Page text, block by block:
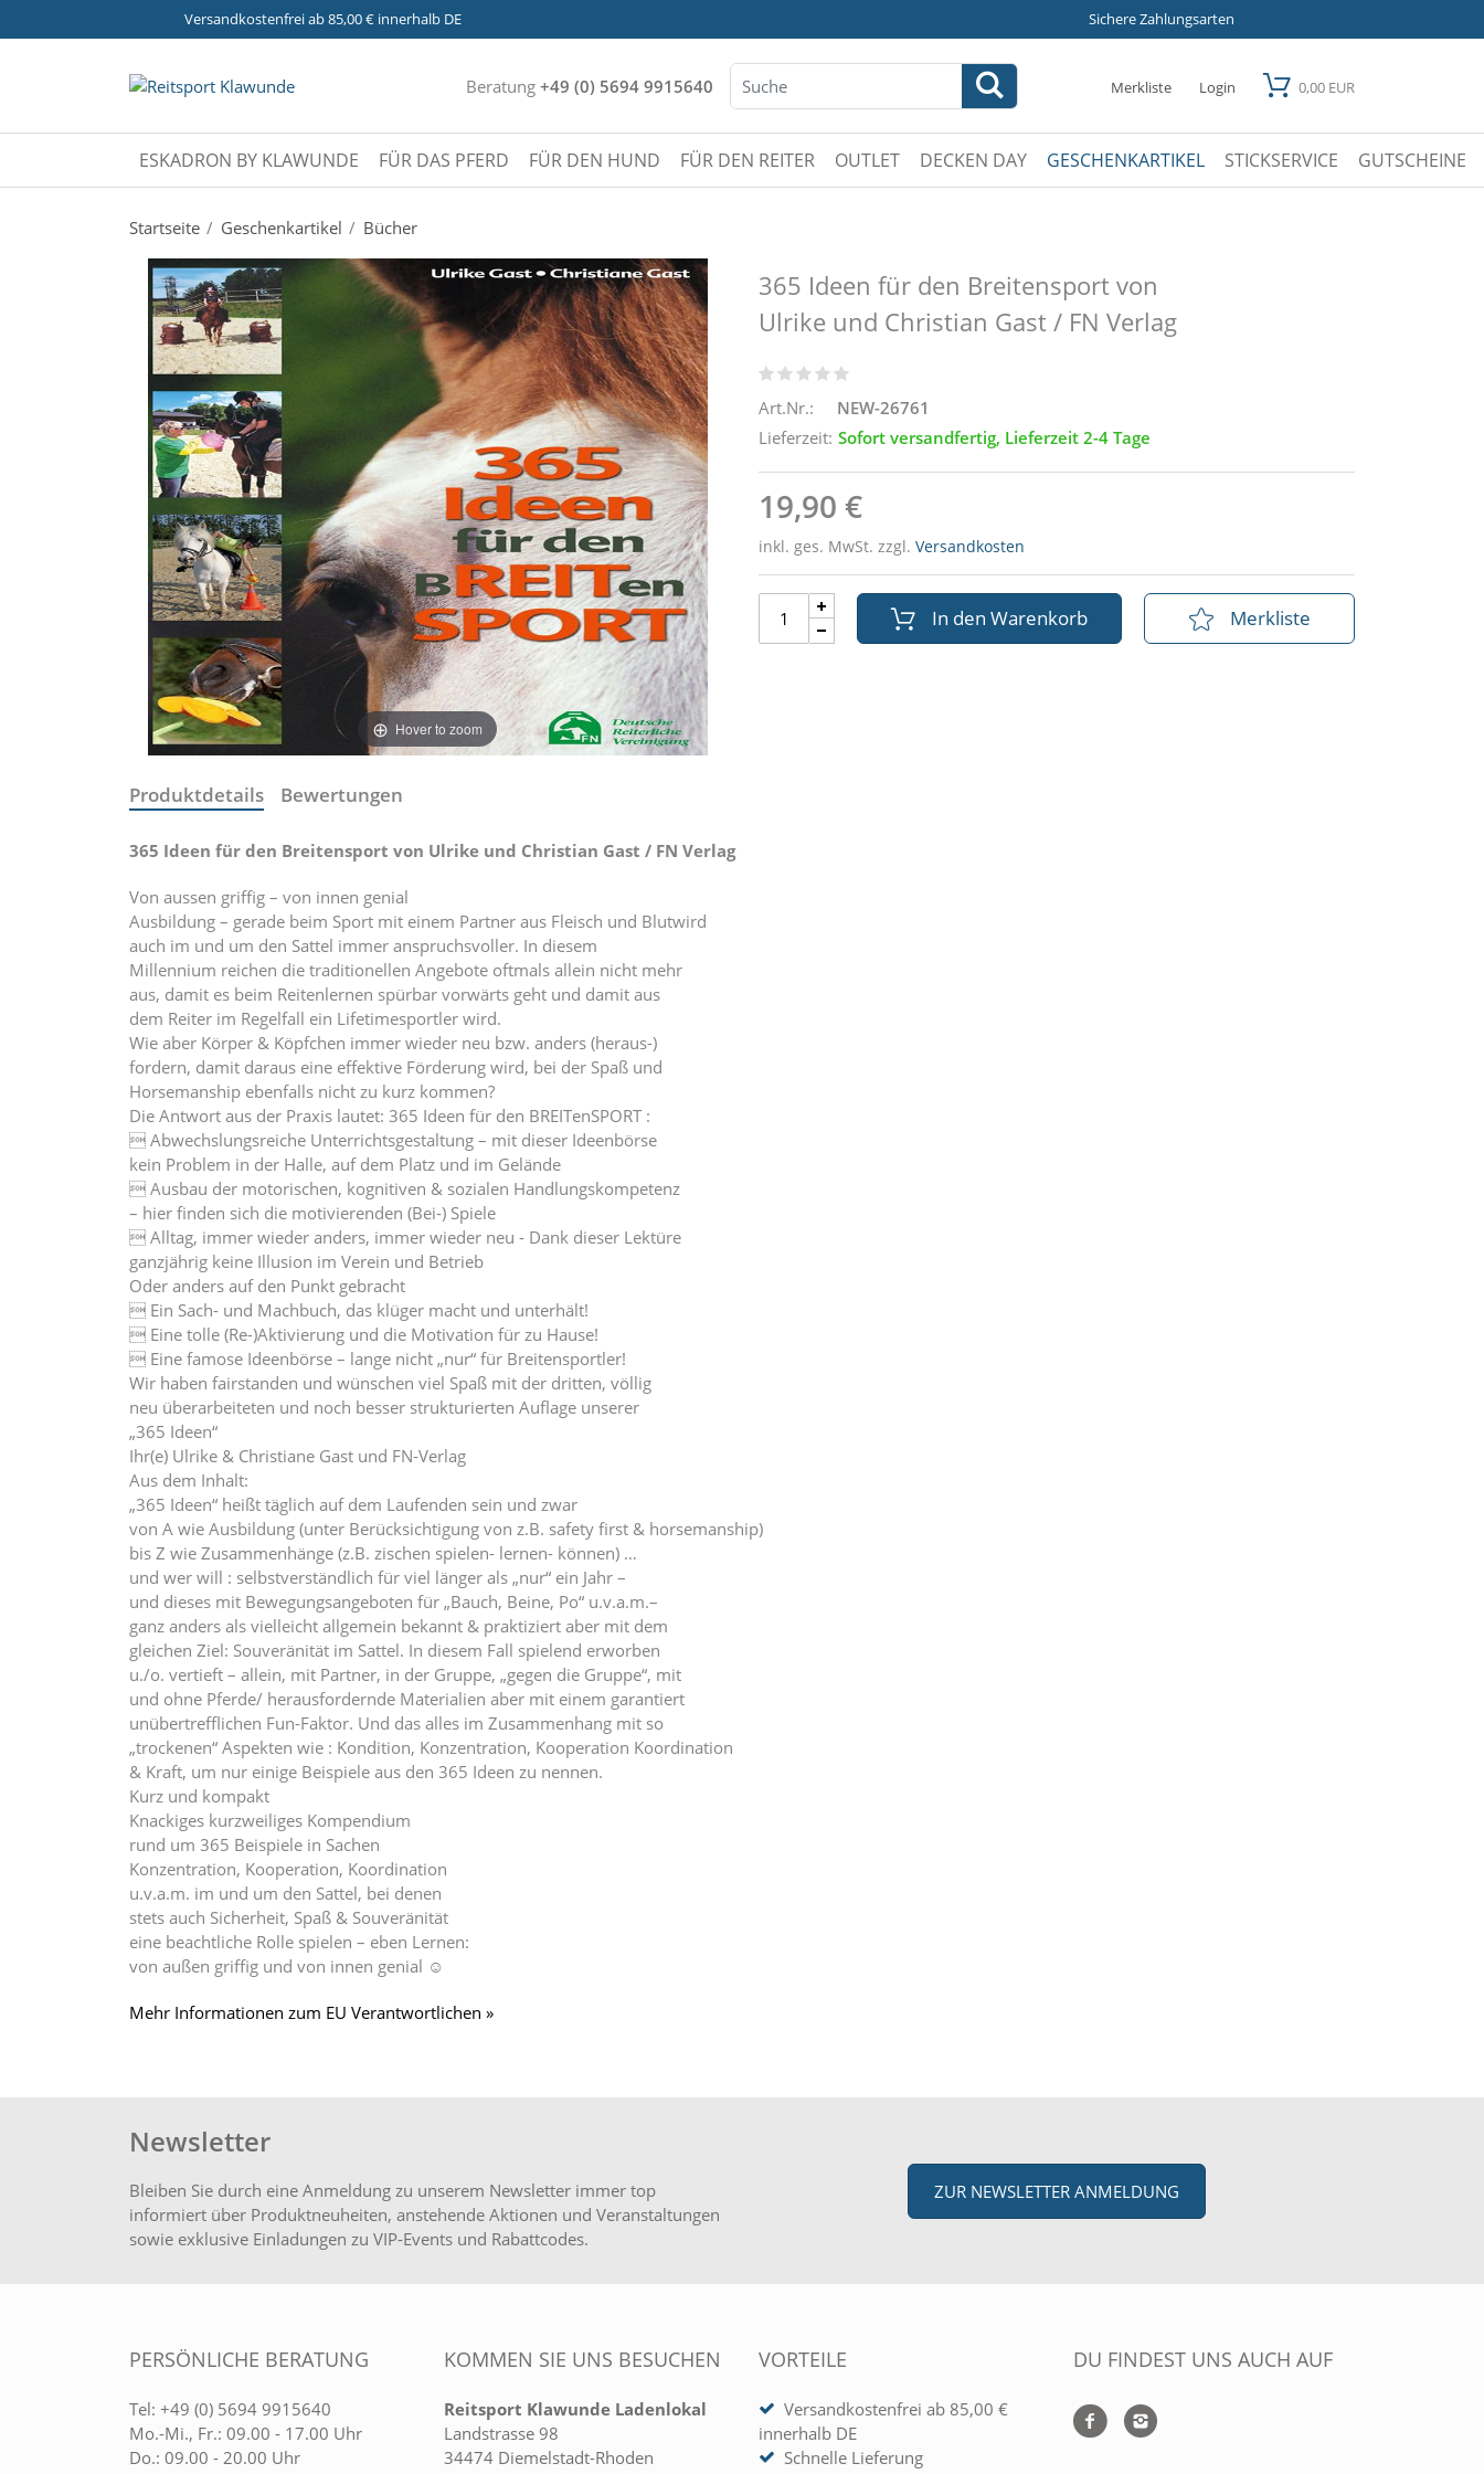
Versandkostenfrei ab 85,00 € innerhalb DE Sichere Zahlungsarten
Beratung +49 (0) 5694 9915640 Merkliste Login 0,00 EUR
ESKADRON BY KLAWUNDE FÜR DAS PFERD FÜR DEN HUND FÜR DEN REITER OUTLET DECKEN DAY GESCHENKARTIKEL STICKSERVICE GUTSCHEINE
Startseite Geschenkartikel Bücher
Hover to zoom
365 Ideen für den Breitensport von
Ulrike und Christian Gast / FN Verlag
Art.Nr.:
NEW-26761
Lieferzeit: Sofort versandfertig, Lieferzeit 2-4 Tage
19,90 €
inkl. ges. MwSt. zzgl. Versandkosten
In den Warenkorb Merkliste
Produktdetails Bewertungen
365 Ideen für den Breitensport von Ulrike und Christian Gast / FN Verlag
Von aussen griffig – von innen genial
Ausbildung – gerade beim Sport mit einem Partner aus Fleisch und Blutwird
auch im und um den Sattel immer anspruchsvoller. In diesem
Millennium reichen die traditionellen Angebote oftmals allein nicht mehr
aus, damit es beim Reitenlernen spürbar vorwärts geht und damit aus
dem Reiter im Regelfall ein Lifetimesportler wird.
Wie aber Körper & Köpfchen immer wieder neu bzw. anders (heraus-)
fordern, damit daraus eine effektive Förderung wird, bei der Spaß und
Horsemanship ebenfalls nicht zu kurz kommen?
Die Antwort aus der Praxis lautet: 365 Ideen für den BREITenSPORT :
 Abwechslungsreiche Unterrichtsgestaltung – mit dieser Ideenbörse
kein Problem in der Halle, auf dem Platz und im Gelände
 Ausbau der motorischen, kognitiven & sozialen Handlungskompetenz
– hier finden sich die motivierenden (Bei-) Spiele
 Alltag, immer wieder anders, immer wieder neu - Dank dieser Lektüre
ganzjährig keine Illusion im Verein und Betrieb
Oder anders auf den Punkt gebracht
 Ein Sach- und Machbuch, das klüger macht und unterhält!
 Eine tolle (Re-)Aktivierung und die Motivation für zu Hause!
 Eine famose Ideenbörse – lange nicht „nur“ für Breitensportler!
Wir haben fairstanden und wünschen viel Spaß mit der dritten, völlig
neu überarbeiteten und noch besser strukturierten Auflage unserer
„365 Ideen“
Ihr(e) Ulrike & Christiane Gast und FN-Verlag
Aus dem Inhalt:
„365 Ideen“ heißt täglich auf dem Laufenden sein und zwar
von A wie Ausbildung (unter Berücksichtigung von z.B. safety first & horsemanship)
bis Z wie Zusammenhänge (z.B. zischen spielen- lernen- können) …
und wer will : selbstverständlich für viel länger als „nur“ ein Jahr –
und dieses mit Bewegungsangeboten für „Bauch, Beine, Po“ u.v.a.m.–
ganz anders als vielleicht allgemein bekannt & praktiziert aber mit dem
gleichen Ziel: Souveränität im Sattel. In diesem Fall spielend erworben
u./o. vertieft – allein, mit Partner, in der Gruppe, „gegen die Gruppe“, mit
und ohne Pferde/ herausfordernde Materialien aber mit einem garantiert
unübertrefflichen Fun-Faktor. Und das alles im Zusammenhang mit so
„trockenen“ Aspekten wie : Kondition, Konzentration, Kooperation Koordination
& Kraft, um nur einige Beispiele aus den 365 Ideen zu nennen.
Kurz und kompakt
Knackiges kurzweiliges Kompendium
rund um 365 Beispiele in Sachen
Konzentration, Kooperation, Koordination
u.v.a.m. im und um den Sattel, bei denen
stets auch Sicherheit, Spaß & Souveränität
eine beachtliche Rolle spielen – eben Lernen:
von außen griffig und von innen genial ☺
Mehr Informationen zum EU Verantwortlichen »
Newsletter
Bleiben Sie durch eine Anmeldung zu unserem Newsletter immer top
informiert über Produktneuheiten, anstehende Aktionen und Veranstaltungen
sowie exklusive Einladungen zu VIP-Events und Rabattcodes.
ZUR NEWSLETTER ANMELDUNG
PERSÖNLICHE BERATUNG
Tel: +49 (0) 5694 9915640
Mo.-Mi., Fr.: 09.00 - 17.00 Uhr
Do.: 09.00 - 20.00 Uhr
KOMMEN SIE UNS BESUCHEN
Reitsport Klawunde Ladenlokal
Landstrasse 98
34474 Diemelstadt-Rhoden
VORTEILE
Versandkostenfrei ab 85,00 €
innerhalb DE
Schnelle Lieferung
DU FINDEST UNS AUCH AUF